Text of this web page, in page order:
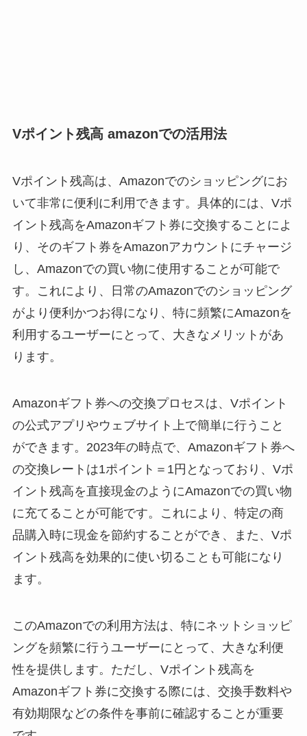
Vポイント残高 amazonでの活用法
Vポイント残高は、Amazonでのショッピングにお
いて非常に便利に利用できます。具体的には、Vポ
イント残高をAmazonギフト券に交換することによ
り、そのギフト券をAmazonアカウントにチャージ
し、Amazonでの買い物に使用することが可能で
す。これにより、日常のAmazonでのショッピング
がより便利かつお得になり、特に頻繁にAmazonを
利用するユーザーにとって、大きなメリットがあ
ります。
Amazonギフト券への交換プロセスは、Vポイント
の公式アプリやウェブサイト上で簡単に行うこと
ができます。2023年の時点で、Amazonギフト券へ
の交換レートは1ポイント＝1円となっており、Vポ
イント残高を直接現金のようにAmazonでの買い物
に充てることが可能です。これにより、特定の商
品購入時に現金を節約することができ、また、Vポ
イント残高を効果的に使い切ることも可能になり
ます。
このAmazonでの利用方法は、特にネットショッピ
ングを頻繁に行うユーザーにとって、大きな利便
性を提供します。ただし、Vポイント残高を
Amazonギフト券に交換する際には、交換手数料や
有効期限などの条件を事前に確認することが重要